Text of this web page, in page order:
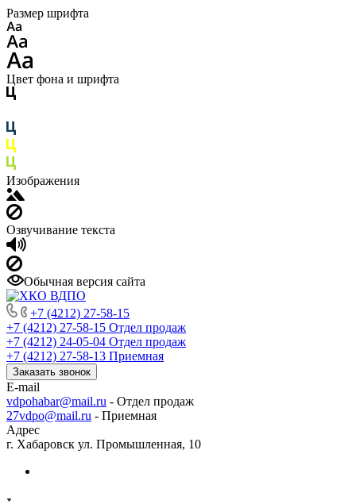
Размер шрифта
Цвет фона и шрифта
Изображения
Озвучивание текста
Обычная версия сайта
+7 (4212) 27-58-15
+7 (4212) 27-58-15 Отдел продаж
+7 (4212) 24-05-04 Отдел продаж
+7 (4212) 27-58-13 Приемная
Заказать звонок
E-mail
vdpohabar@mail.ru - Отдел продаж
27vdpo@mail.ru - Приемная
Адрес
г. Хабаровск ул. Промышленная, 10